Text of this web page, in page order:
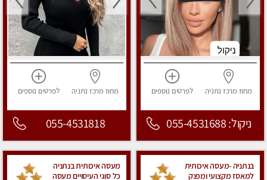
מחוז מרכז נתניה לפרטים נוספים
ניקול: 055-4531688
מחוז מרכז נתניה לפרטים נוספים
055-4531818
בנתניה -מעסה איכותית
למאסז מקצועי ומפנק
מעסה איכותית בנתניה
כל סוגי העיסויים מעסה